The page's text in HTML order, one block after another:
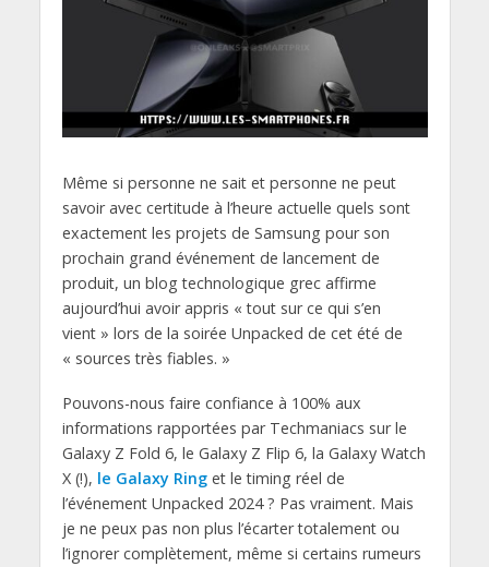
Même si personne ne sait et personne ne peut
savoir avec certitude à l’heure actuelle quels sont
exactement les projets de Samsung pour son
prochain grand événement de lancement de
produit, un blog technologique grec affirme
aujourd’hui avoir appris « tout sur ce qui s’en
vient » lors de la soirée Unpacked de cet été de
« sources très fiables. »
Pouvons-nous faire confiance à 100% aux
informations rapportées par Techmaniacs sur le
Galaxy Z Fold 6, le Galaxy Z Flip 6, la Galaxy Watch
X (!), le Galaxy Ringet le timing réel de
l’événement Unpacked 2024 ? Pas vraiment. Mais
je ne peux pas non plus l’écarter totalement ou
l’ignorer complètement, même si certains rumeurs